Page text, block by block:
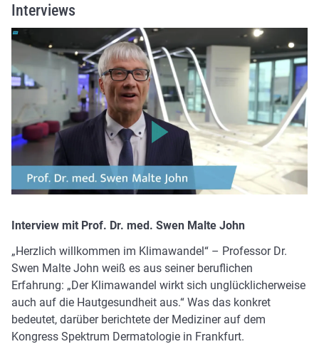
Interviews
Interview mit Prof. Dr. med. Swen Malte John
„Herzlich willkommen im Klimawandel“ – Professor Dr.
Swen Malte John weiß es aus seiner beruflichen
Erfahrung: „Der Klimawandel wirkt sich unglücklicherweise
auch auf die Hautgesundheit aus.“ Was das konkret
bedeutet, darüber berichtete der Mediziner auf dem
Kongress Spektrum Dermatologie in Frankfurt.